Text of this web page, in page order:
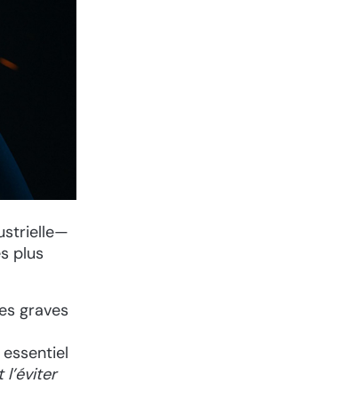
plus
graves